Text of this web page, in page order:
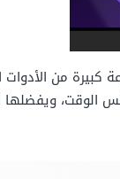
كبيرة من
ويفضلها